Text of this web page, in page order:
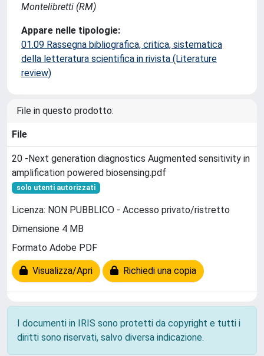
Montelibretti (RM)
Appare nelle tipologie:
01.09 Rassegna bibliografica, critica, sistematica
della letteratura scientifica in rivista (Literature
review)
File in questo prodotto:
File
20 -Next generation diagnostics Augmented sensitivity in
amplification powered biosensing.pdf
solo utenti autorizzati
Licenza: NON PUBBLICO - Accesso privato/ristretto
Dimensione 4 MB
Formato Adobe PDF
Visualizza/Apri Richiedi una copia
I documenti in IRIS sono protetti da copyright e tutti i
diritti sono riservati, salvo diversa indicazione.